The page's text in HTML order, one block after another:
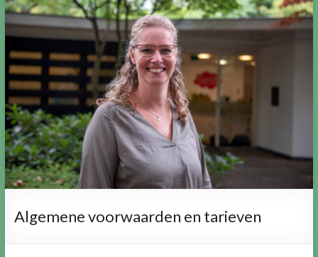
Algemene voorwaarden en tarieven